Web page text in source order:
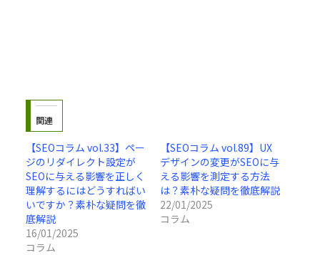
関連
【SEOコラム vol.33】ペー
ジのリダイレクト設定が
SEOに与える影響を正しく
理解するにはどうすればい
いですか？素朴な疑問を徹
底解説
16/01/2025
コラム
【SEOコラム vol.89】UX
デザインの変更がSEOに与
える影響を測定する方法
は？素朴な疑問を徹底解説
22/01/2025
コラム